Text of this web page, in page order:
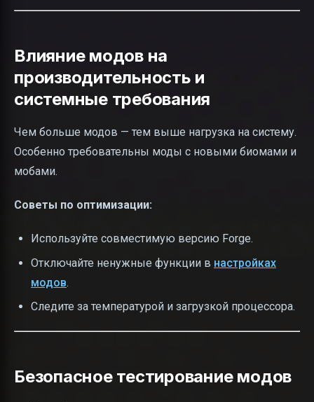
Влияние модов на
производительность и
системные требования
Чем больше модов — тем выше нагрузка на систему.
Особенно требовательны моды с новыми биомами и
мобами.
Советы по оптимизации:
Используйте совместимую версию Forge.
Отключайте ненужные функции в настройках
модов.
Следите за температурой и загрузкой процессора.
Безопасное тестирование модов